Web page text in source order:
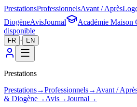
PrestationsProfessionnelsAvant / Après
DiogèneAvisJournal Académie Maison
disponible
FR · EN
Prestations
Prestations→Professionnels→ Avant /
& Diogène→ Avis→Journal →